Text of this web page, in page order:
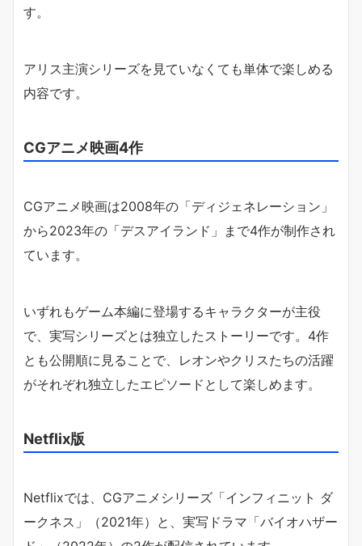
す。
アリス主演シリーズを見ていなくても単体で楽しめる
内容です。
CGアニメ映画4作
CGアニメ映画は2008年の「ディジェネレーション」
から2023年の「デスアイランド」まで4作が制作され
ています。
いずれもゲーム本編に登場するキャラクターが主役
で、実写シリーズとは独立したストーリーです。4作
とも公開順に見ることで、レオンやクリスたちの活躍
がそれぞれ独立したエピソードとして楽しめます。
Netflix版
Netflixでは、CGアニメシリーズ「インフィニット ダ
ークネス」（2021年）と、実写ドラマ「バイオハザー